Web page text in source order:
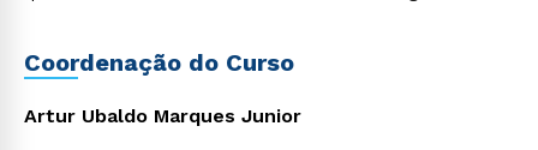
Coordenação do Curso
Artur Ubaldo Marques Junior